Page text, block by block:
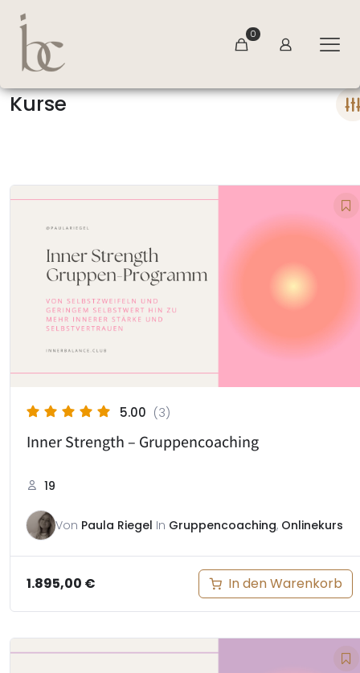
0
Kurse
5.00 (3)
Inner Strength – Gruppencoaching
19
Von Paula Riegel In Gruppencoaching, Onlinekurs
1.895,00 € In den Warenkorb